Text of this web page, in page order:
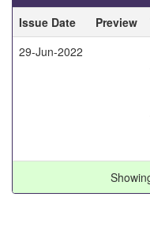
Issue Date
Preview
29-Jun-2022